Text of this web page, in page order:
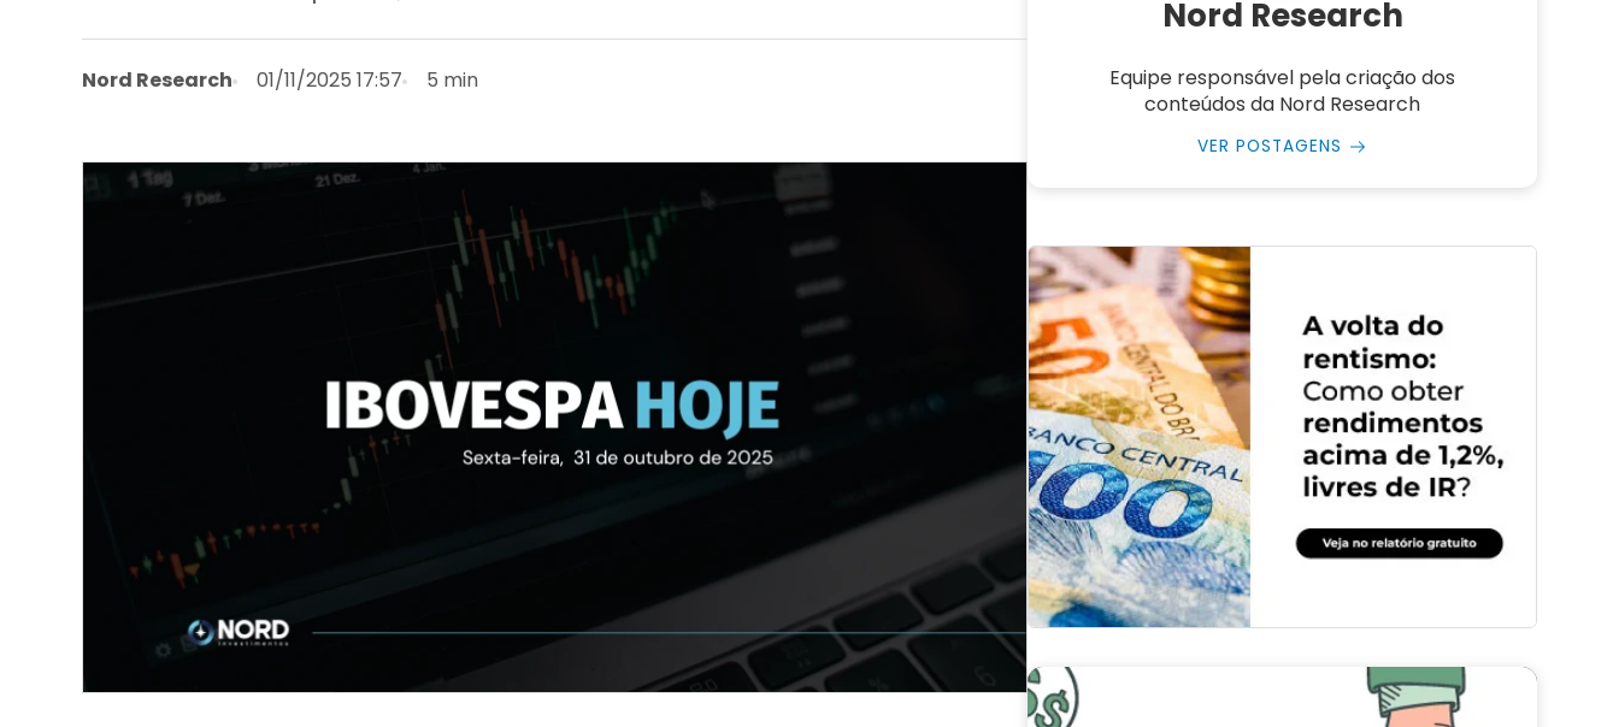
Nord Research 01/11/2025 17:57 5 min
Nord Research
Equipe responsável pela criação dos
conteúdos da Nord Research
VER POSTAGENS